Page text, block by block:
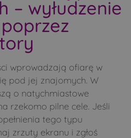
– wyłudzenie
wprowadzają ofiarę w
pod jej znajomych. W
o natychmiastowe
rzekomo pilne cele. Jeśli
tego typu
zrzuty ekranu i zgłoś